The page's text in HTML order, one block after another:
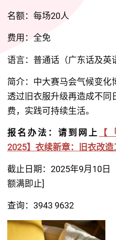
名额：每场20人
费用：全免
语言：普通话（广东话及英
简介：中大赛马会气候变化
透过旧衣服升级再造成不同
费，实践可持续生活。
报名办法：请到网上
2025】衣续新章：旧衣改
截止日期：2025年9月10日
额满即止]
查询：3943 9632